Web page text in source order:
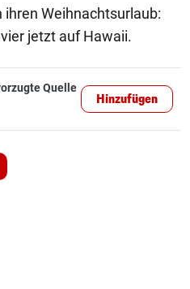
Weihnachtsurlaub:
jetzt auf Hawaii.
Quelle
Hinzufügen